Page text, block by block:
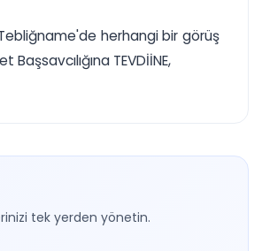
herhangi bir görüş
TEVDİİNE,
tek yerden yönetin.